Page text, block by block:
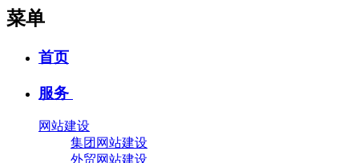
菜单
首页
服务
网站建设
集团网站建设
外贸网站建设